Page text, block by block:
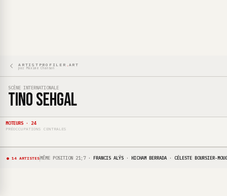
ARTISTPROFILER ART
par Maxime Chanson
SCÈNE INTERNATIONALE
TinoSEHGAL
MOTEURS · 24
PRÉOCCUPATIONS CENTRALES
01COMPRENDRE · PERCEPTION · LIMITES
TEMPS
ESPACE
03 COMPRENDRE · PERCEPTION · MÉCANISMES
TRANSPOSITION FORMAT
04EXPÉRIENCE SENSORIELLE
COMPRENDRE · SOCIÉTÉ-CODES · CONDITIONNANT
● 14 ARTISTES MÊME POSITION 21;7· FRANCIS ALŸS · HICHAM BERRADA · CÉLESTE BOURSIER-